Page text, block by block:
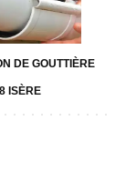
DE GOUTTIÈRE
ISÈRE